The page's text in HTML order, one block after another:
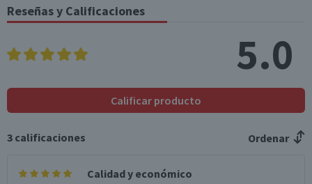
(g)
*Ingesta de referencia de un adulto promedio (8400 kj / 2000 kcal)
Reseñas y Calificaciones
5.0
Calificar producto
3 calificaciones Ordenar
Calidad y económico